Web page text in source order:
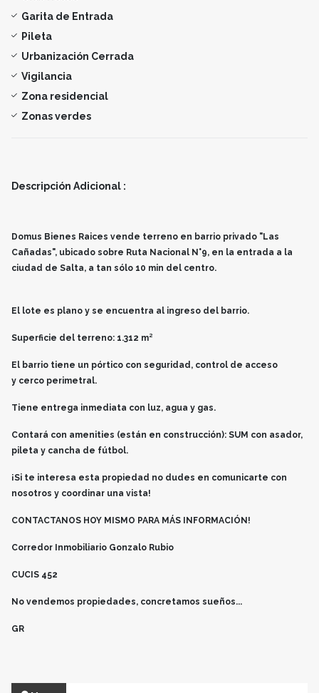
Garita de Entrada
Pileta
Urbanización Cerrada
Vigilancia
Zona residencial
Zonas verdes
Descripción Adicional :
Domus Bienes Raices vende terreno en barrio privado "Las
Cañadas", ubicado sobre Ruta Nacional N°9, en la entrada a la
ciudad de Salta, a tan sólo 10 min del centro.
El lote es plano y se encuentra al ingreso del barrio.
Superficie del terreno: 1.312 m²
El barrio tiene un pórtico con seguridad, control de acceso
y cerco perimetral.
Tiene entrega inmediata con luz, agua y gas.
Contará con amenities (están en construcción): SUM con asador,
pileta y cancha de fútbol.
¡Si te interesa esta propiedad no dudes en comunicarte con
nosotros y coordinar una vista!
CONTACTANOS HOY MISMO PARA MÁS INFORMACIÓN!
Corredor Inmobiliario Gonzalo Rubio
CUCIS 452
No vendemos propiedades, concretamos sueños...
GR